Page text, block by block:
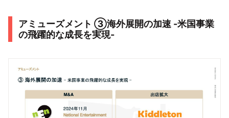
アミューズメント ③海外展開の加速 -米国事業
の飛躍的な成長を実現-